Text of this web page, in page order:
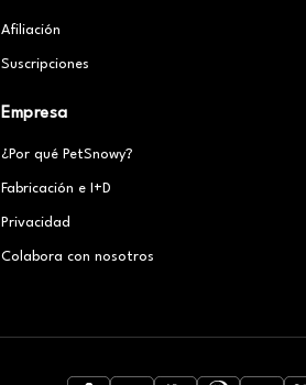
Afiliación
Suscripciones
Empresa
¿Por qué PetSnowy?
Fabricación e I+D
Privacidad
Colabora con nosotros